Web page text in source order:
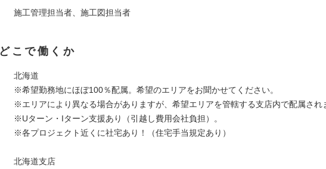
施工管理担当者、施工図担当者
どこで働くか
北海道
※希望勤務地にほぼ100％配属。希望のエリアをお聞かせてください。
※エリアにより異なる場合がありますが、希望エリアを管轄する支店内で配属され
※Uターン・Iターン支援あり（引越し費用会社負担）。
※各プロジェクト近くに社宅あり！（住宅手当規定あり）
北海道支店